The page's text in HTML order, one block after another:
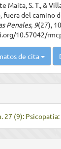
Maita, S. T., &
fuera del camino
Penales, 9(27),
10.57042/
de cita
27 (9):